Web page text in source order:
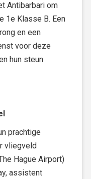
Antibarbari om
1e Klasse B. Een
en een
voor deze
hun steun
prachtige
vliegveld
Hague Airport)
assistent